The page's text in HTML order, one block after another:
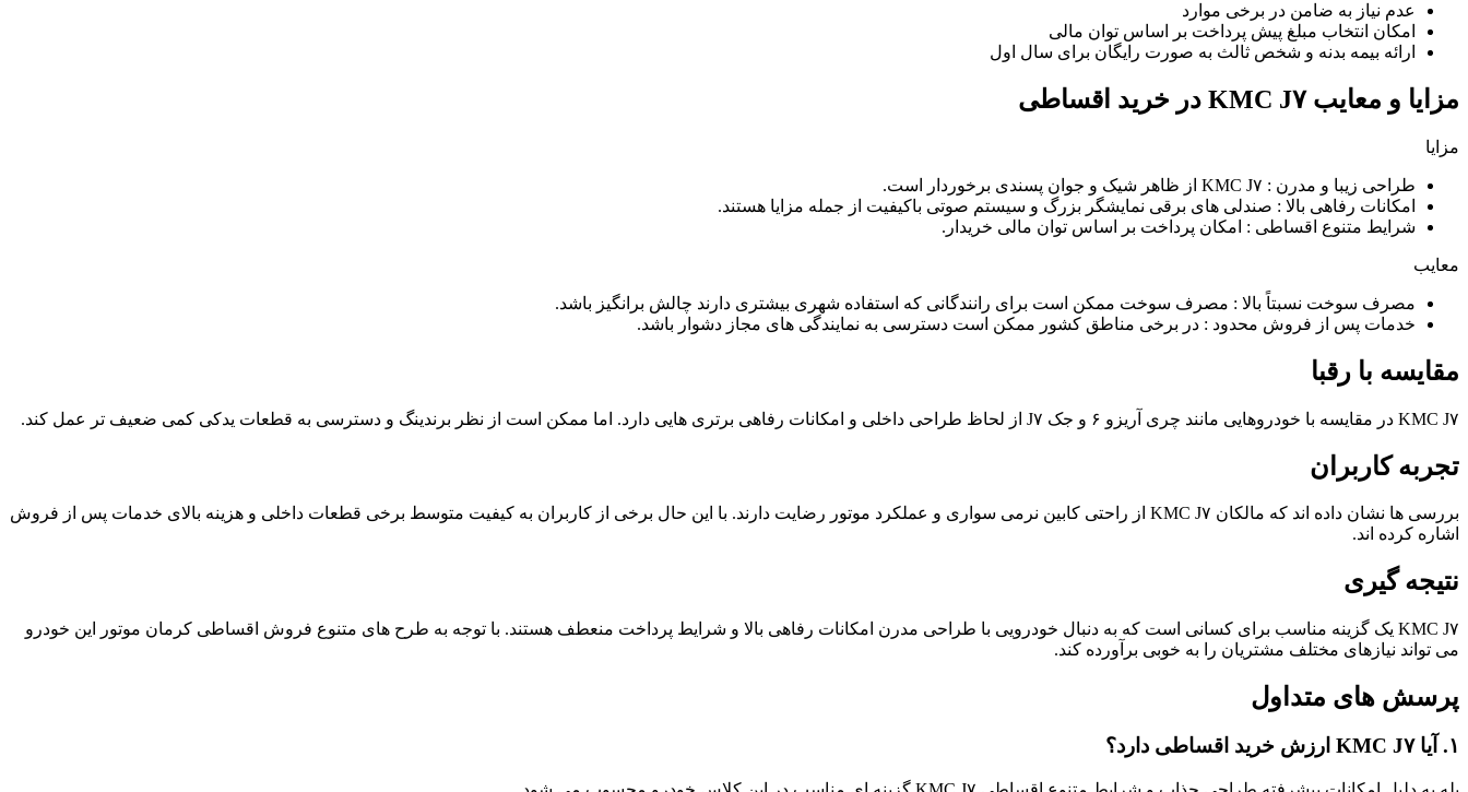
عدم نیاز به ضامن در برخی موارد
امکان انتخاب مبلغ پیش پرداخت بر اساس توان مالی
ارائه بیمه بدنه و شخص ثالث به صورت رایگان برای سال اول
مزایا و معایب KMC J۷ در خرید اقساطی
مزایا
طراحی زیبا و مدرن : KMC J۷ از ظاهر شیک و جوان پسندی برخوردار است.
امکانات رفاهی بالا : صندلی های برقی نمایشگر بزرگ و سیستم صوتی باکیفیت از جمله مزایا هستند.
شرایط متنوع اقساطی : امکان پرداخت بر اساس توان مالی خریدار.
معایب
مصرف سوخت نسبتاً بالا : مصرف سوخت ممکن است برای رانندگانی که استفاده شهری بیشتری دارند چالش برانگیز باشد.
خدمات پس از فروش محدود : در برخی مناطق کشور ممکن است دسترسی به نمایندگی های مجاز دشوار باشد.
مقایسه با رقبا
KMC J۷ در مقایسه با خودروهایی مانند چری آریزو ۶ و جک J۷ از لحاظ طراحی داخلی و امکانات رفاهی برتری هایی دارد. اما ممکن است از نظر برندینگ و دسترسی به قطعات یدکی کمی ضعیف تر عمل کند.
تجربه کاربران
بررسی ها نشان داده اند که مالکان KMC J۷ از راحتی کابین نرمی سواری و عملکرد موتور رضایت دارند. با این حال برخی از کاربران به کیفیت متوسط برخی قطعات داخلی و هزینه بالای خدمات پس از فروش
اشاره کرده اند.
نتیجه گیری
KMC J۷ یک گزینه مناسب برای کسانی است که به دنبال خودرویی با طراحی مدرن امکانات رفاهی بالا و شرایط پرداخت منعطف هستند. با توجه به طرح های متنوع فروش اقساطی کرمان موتور این خودرو
می تواند نیازهای مختلف مشتریان را به خوبی برآورده کند.
پرسش های متداول
۱. آیا KMC J۷ ارزش خرید اقساطی دارد؟